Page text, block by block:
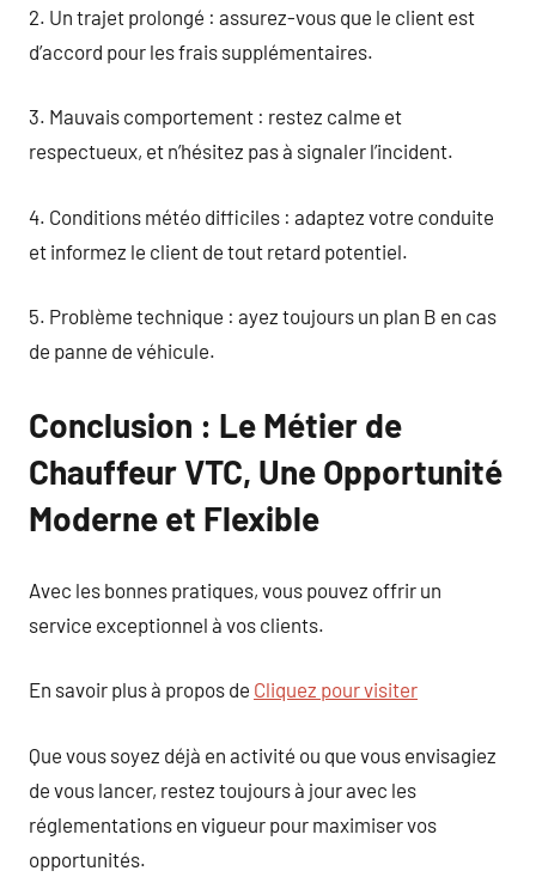
2. Un trajet prolongé : assurez-vous que le client est
d’accord pour les frais supplémentaires.
3. Mauvais comportement : restez calme et
respectueux, et n’hésitez pas à signaler l’incident.
4. Conditions météo difficiles : adaptez votre conduite
et informez le client de tout retard potentiel.
5. Problème technique : ayez toujours un plan B en cas
de panne de véhicule.
Conclusion : Le Métier de
Chauffeur VTC, Une Opportunité
Moderne et Flexible
Avec les bonnes pratiques, vous pouvez offrir un
service exceptionnel à vos clients.
En savoir plus à propos de Cliquez pour visiter
Que vous soyez déjà en activité ou que vous envisagiez
de vous lancer, restez toujours à jour avec les
réglementations en vigueur pour maximiser vos
opportunités.